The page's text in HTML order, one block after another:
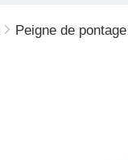
Peigne de pontage